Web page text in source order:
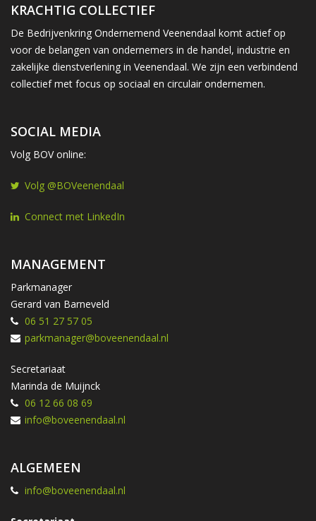
KRACHTIG COLLECTIEF
De Bedrijvenkring Ondernemend Veenendaal komt actief op
voor de belangen van ondernemers in de handel, industrie en
zakelijke dienstverlening in Veenendaal. We zijn een verbindend
collectief met focus op sociaal en circulair ondernemen.
SOCIAL MEDIA
Volg BOV online:
Volg @BOVeenendaal
Connect met LinkedIn
MANAGEMENT
Parkmanager
Gerard van Barneveld
06 51 27 57 05
parkmanager@boveenendaal.nl
Secretariaat
Marinda de Muijnck
06 12 66 08 69
info@boveenendaal.nl
ALGEMEEN
info@boveenendaal.nl